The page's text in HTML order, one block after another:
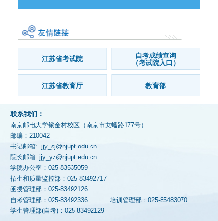
江苏省考试院
自考成绩查询
（考试院入口）
江苏省教育厅 教育部
联系我们：
南京邮电大学锁金村校区（南京市龙蟠路177号）
邮编：210042
书记邮箱: jjy_sj@njupt.edu.cn
院长邮箱: jjy_yz@njupt.edu.cn
学院办公室：025-83535059
招生和质量监控部：025-83492717
函授管理部：025-83492126
自考管理部：025-83492336
培训管理部：025-85483070
学生管理部(自考)：025-83492129